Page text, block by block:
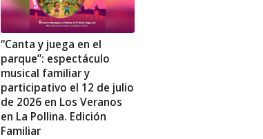
“Canta y juega en el
parque”: espectáculo
musical familiar y
participativo el 12 de julio
de 2026 en Los Veranos
en La Pollina. Edición
Familiar